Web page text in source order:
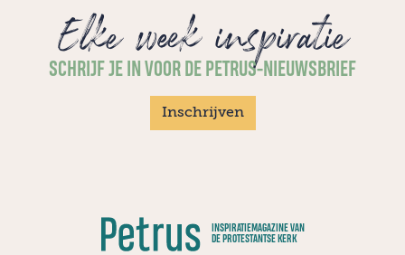
Elke week inspiratie
SCHRIJF JE IN VOOR DE PETRUS-NIEUWSBRIEF
Inschrijven
INSPIRATIEMAGAZINE VAN
DE PROTESTANTSE KERK